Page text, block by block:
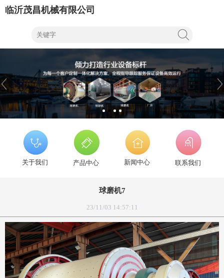
临沂茂昌机械有限公司
关于我们 产品中心 新闻中心 联系我们
球磨机7
23/11/03 14:57:11